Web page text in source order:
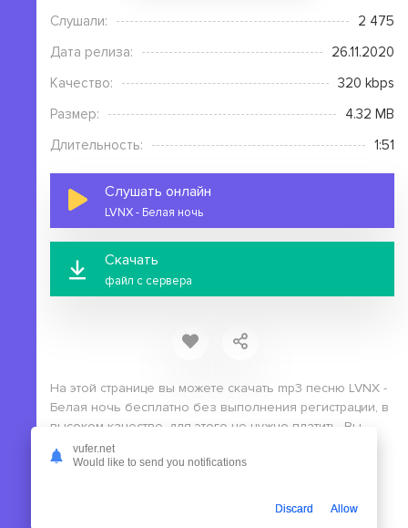
Слушали:
2 475
Дата релиза:
26.11.2020
Качество:
320 kbps
Размер:
4.32 MB
Длительность:
1:51
Слушать онлайн
LVNX - Белая ночь
Скачать
файл с сервера
На этой странице вы можете скачать mp3 песню LVNX -
Белая ночь бесплатно без выполнения регистрации, в
высоком качестве, для этого не нужно платить. Вы
можете прослушать песню LVNX - Белая ночь или
сохранить ее на свой гаджет, ПК.
Текст песни LVNX - Белая ночь
vufer.net
Would like to send you notifications
Discard Allow